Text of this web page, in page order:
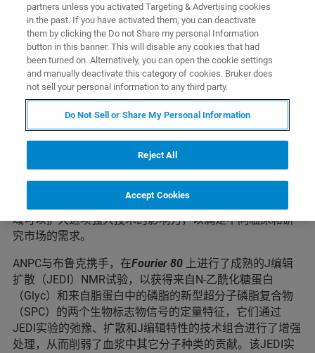
2022年9月15日，德国埃特林根和西澳大利亚珀斯报道。
默多克大学澳大利亚国家表型组研究中心（ANPC）的研究
人员使用基于永磁体的台式傅立叶变换核磁共振（FT-
NMR）波谱仪，成功地检测并定量了新发现的新冠病毒急
性感染和“新冠肺炎长期后遗症”的生物标志物，从而降低
了这种流行病学研究技术和诊断研究技术的临床转化壁
垒。在Jeremy Nicholson教授的指导下，研究发现，通过
布鲁克600 MHzAvance IVDrNMR系统发现的炎症生物标
志物的独特特征和定量分析，可以在布鲁克台式80 MHz
台式NMR波谱仪与高场NMR波谱仪的结合，在临床转化领
域可以扩大这项强大技术的影响力，以满足不同临床和研
究市场的需求。
ANPC与布鲁克携手，在Fourier 80 上进行了成熟的J编辑
扩散（JEDI）NMR试验，以获得来自N-乙酰化糖蛋白
（Glyc）和来自脂蛋白中的磷脂的新型超分子磷脂复合物
（SPC）的两个生物标志物信号的定量特征，它们通过
JEDI实验的弛豫、扩散和J编辑特性的技术组合进行了增强
处理，从而削弱了血浆中其它分子种类的贡献。该JEDI实
partners unless you activated Targeting & Advertising cookies
in the past. If you have activated them, you can deactivate
them by clicking the Do not Share my personal Information
button in this banner. This will disable any cookies that had
been turned on. Alternatively, you can open the cookie settings
and manually deactivate this category of cookies. Bruker does
not sell your personal information to any third party.
Do Not Sell or Share My Personal Information
Reject All
Accept Cookies